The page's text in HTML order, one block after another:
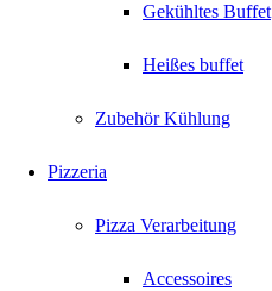
Gekühltes Buffet
Heißes buffet
Zubehör Kühlung
Pizzeria
Pizza Verarbeitung
Accessoires